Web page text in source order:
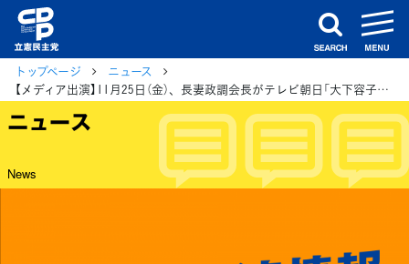
search
トップページ
ニュース
【メディア出演】11月25日（金）、長妻政調会長がテレビ朝日「大下容子ワイドスクランブル」に生出演
ニュース
News